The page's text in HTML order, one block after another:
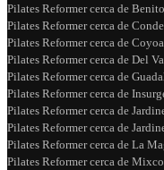
Pilates Reformer cerca de
Pilates Reformer cerca de
Pilates Reformer cerca de
Pilates Reformer cerca de Del
Pilates Reformer cerca de
Pilates Reformer cerca de
Pilates Reformer cerca de
Pilates Reformer cerca de
Pilates Reformer cerca de La
Pilates Reformer cerca de